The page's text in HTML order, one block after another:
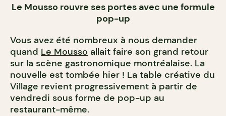
Le Mousso rouvre ses portes avec une formule
pop-up
Vous avez été nombreux à nous demander
quand Le Mousso allait faire son grand retour
sur la scène gastronomique montréalaise. La
nouvelle est tombée hier ! La table créative du
Village revient progressivement à partir de
vendredi sous forme de pop-up au
restaurant-même.